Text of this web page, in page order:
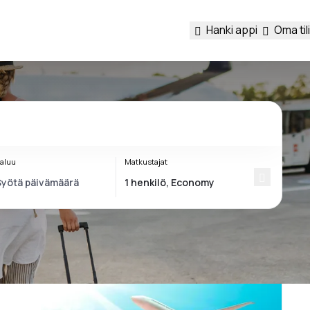
Hanki appi Oma tili
Matkustajat